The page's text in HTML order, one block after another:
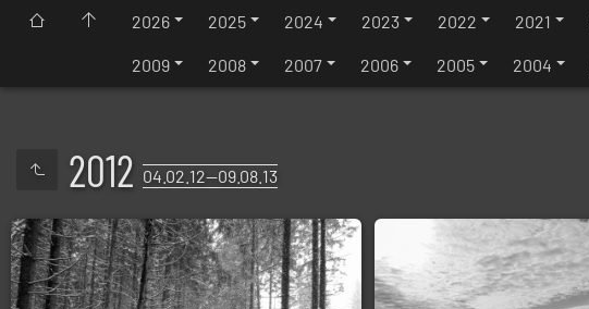
2026 2025 2024 2023 2022 2021
2009 2008 2007 2006 2005 2004
2012 04.02.12—09.08.13